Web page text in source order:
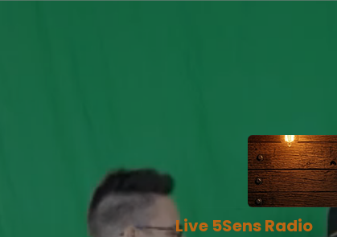
Live 5Sens Radio